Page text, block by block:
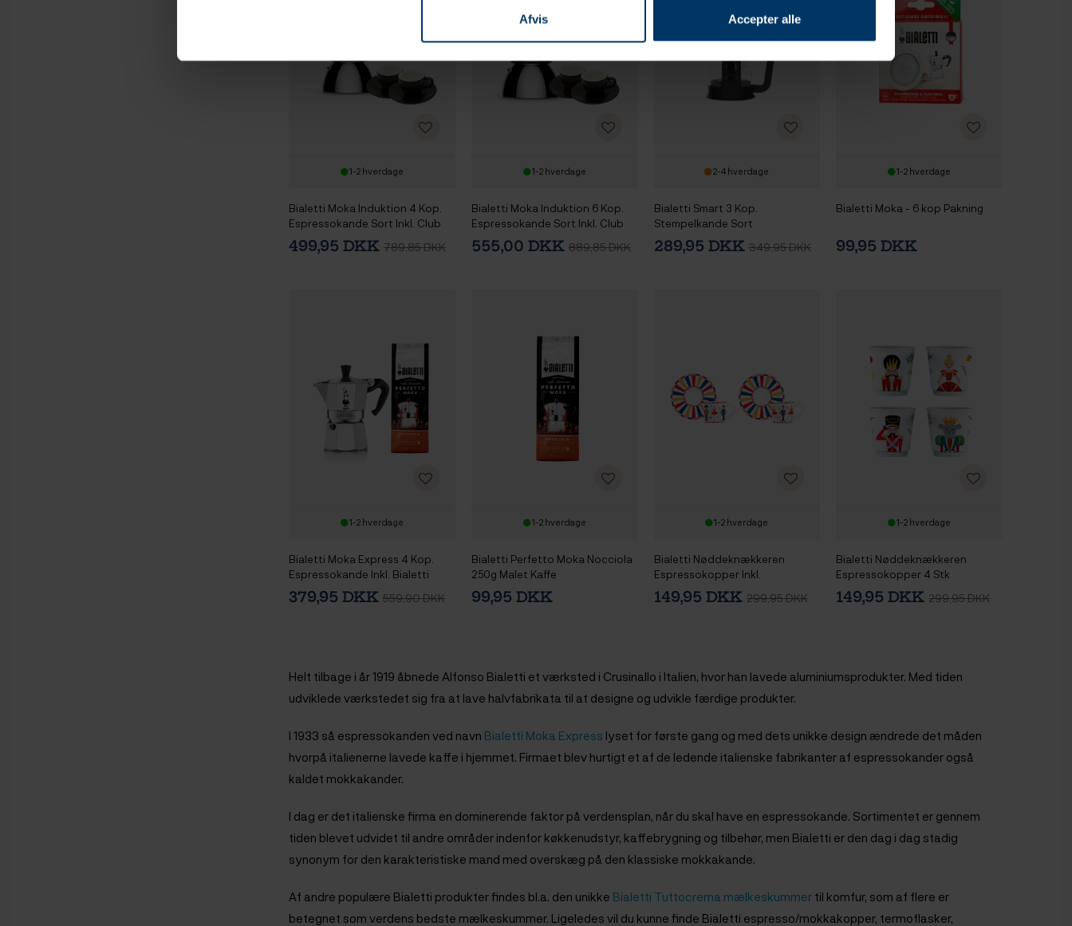
Afvis Accepter alle
1-2 hverdage
Bialetti Moka Induktion 4 Kop.
Espressokande Sort Inkl. Club
House Tulipano Espresso m.
Underkop Mat Brun 7 cl 2 Stk
499,95 DKK 789,85 DKK
1-2 hverdage
Bialetti Moka Induktion 6 Kop.
Espressokande Sort Inkl. Club
House Tulipano Espresso m.
Underkop Mat Brun 7 cl 2 Stk
555,00 DKK 889,85 DKK
2-4 hverdage
Bialetti Smart 3 Kop.
Stempelkande Sort
289,95 DKK 349,95 DKK
1-2 hverdage
Bialetti Moka - 6 kop Pakning
99,95 DKK
1-2 hverdage
Bialetti Moka Express 4 Kop.
Espressokande Inkl. Bialetti
Perfetto Moka Nocciola 250g
Malet Kaffe
379,95 DKK 559,90 DKK
1-2 hverdage
Bialetti Perfetto Moka Nocciola
250g Malet Kaffe
99,95 DKK
1-2 hverdage
Bialetti Nøddeknækkeren
Espressokopper Inkl.
Underkopper 2 stk 8 cl
149,95 DKK 299,95 DKK
1-2 hverdage
Bialetti Nøddeknækkeren
Espressokopper 4 Stk
149,95 DKK299,95 DKK
Helt tilbage i år 1919 åbnede Alfonso Bialetti et værksted i Crusinallo i Italien, hvor han lavede aluminiumsprodukter. Med tiden
udviklede værkstedet sig fra at lave halvfabrikata til at designe og udvikle færdige produkter.
I 1933 så espressokanden ved navn Bialetti Moka Express lyset for første gang og med dets unikke design ændrede det måden
hvorpå italienerne lavede kaffe i hjemmet. Firmaet blev hurtigt et af de ledende italienske fabrikanter af espressokander også
kaldet mokkakander.
I dag er det italienske firma en dominerende faktor på verdensplan, når du skal have en espressokande. Sortimentet er gennem
tiden blevet udvidet til andre områder indenfor køkkenudstyr, kaffebrygning og tilbehør, men Bialetti er den dag i dag stadig
synonym for den karakteristiske mand med overskæg på den klassiske mokkakande.
Af andre populære Bialetti produkter findes bl.a. den unikke Bialetti Tuttocrema mælkeskummer til komfur, som af flere er
betegnet som verdens bedste mælkeskummer. Ligeledes vil du kunne finde Bialetti espresso/mokkakopper, termoflasker,